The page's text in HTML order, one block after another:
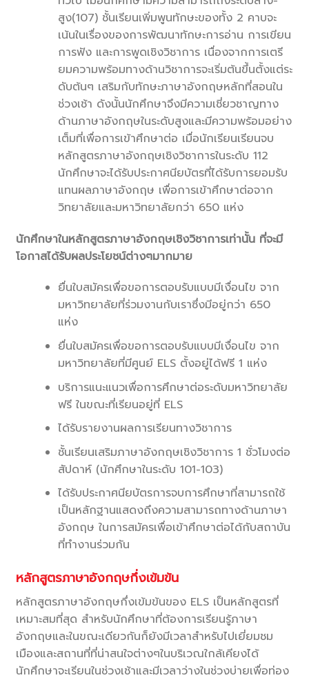
สูง(107) ชั้นเรียนเพิ่มพูนทักษะของทั้ง 2 คาบจะ
เน้นในเรื่องของการพัฒนาทักษะการอ่าน การเขียน
การฟัง และการพูดเชิงวิชาการ เนื่องจากการเตรี
ยมความพร้อมทางด้านวิชาการจะเริ่มต้นขึ้นตั้งแต่ระ
ดับต้นๆ เสริมกับทักษะภาษาอังกฤษหลักที่สอนใน
ช่วงเช้า ดังนั้นนักศึกษาจึงมีความเชี่ยวชาญทาง
ด้านภาษาอังกฤษในระดับสูงและมีความพร้อมอย่าง
เต็มที่เพื่อการเข้าศึกษาต่อ เมื่อนักเรียนเรียนจบ
หลักสูตรภาษาอังกฤษเชิงวิชาการในระดับ 112
นักศึกษาจะได้รับประกาศนียบัตรที่ได้รับการยอมรับ
แทนผลภาษาอังกฤษ เพื่อการเข้าศึกษาต่อจาก
วิทยาลัยและมหาวิทยาลัยกว่า 650 แห่ง
นักศึกษาในหลักสูตรภาษาอังกฤษเชิงวิชาการเท่านั้น ที่จะมี
โอกาสได้รับผลประโยชน์ต่างๆมากมาย
ยื่นใบสมัครเพื่อขอการตอบรับแบบมีเงื่อนไข จาก
มหาวิทยาลัยที่ร่วมงานกับเราซึ่งมีอยู่กว่า 650
แห่ง
ยื่นใบสมัครเพื่อขอการตอบรับแบบมีเงื่อนไข จาก
มหาวิทยาลัยที่มีศูนย์ ELS ตั้งอยู่ได้ฟรี 1 แห่ง
บริการแนะแนวเพื่อการศึกษาต่อระดับมหาวิทยาลัย
ฟรี ในขณะที่เรียนอยู่ที่ ELS
ได้รับรายงานผลการเรียนทางวิชาการ
ชั้นเรียนเสริมภาษาอังกฤษเชิงวิชาการ 1 ชั่วโมงต่อ
สัปดาห์ (นักศึกษาในระดับ 101-103)
ได้รับประกาศนียบัตรการจบการศึกษาที่สามารถใช้
เป็นหลักฐานแสดงถึงความสามารถทางด้านภาษา
อังกฤษ ในการสมัครเพื่อเข้าศึกษาต่อได้กับสถาบัน
ที่ทำงานร่วมกัน
หลักสูตรภาษาอังกฤษกึ่งเข้มข้น
หลักสูตรภาษาอังกฤษกึ่งเข้มข้นของ ELS เป็นหลักสูตรที่
เหมาะสมที่สุด สำหรับนักศึกษาที่ต้องการเรียนรู้ภาษา
อังกฤษและในขณะเดียวกันก็ยังมีเวลาสำหรับไปเยี่ยมชม
เมืองและสถานที่ที่น่าสนใจต่างๆในบริเวณใกล้เคียงได้
นักศึกษาจะเรียนในช่วงเช้าและมีเวลาว่างในช่วงบ่ายเพื่อท่อง